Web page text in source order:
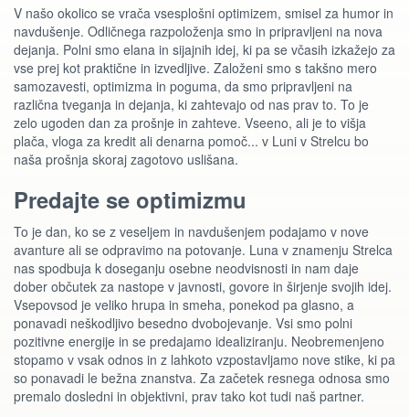
V našo okolico se vrača vsesplošni optimizem, smisel za humor in
navdušenje. Odličnega razpoloženja smo in pripravljeni na nova
dejanja. Polni smo elana in sijajnih idej, ki pa se včasih izkažejo za
vse prej kot praktične in izvedljive. Založeni smo s takšno mero
samozavesti, optimizma in poguma, da smo pripravljeni na
različna tveganja in dejanja, ki zahtevajo od nas prav to. To je
zelo ugoden dan za prošnje in zahteve. Vseeno, ali je to višja
plača, vloga za kredit ali denarna pomoč... v Luni v Strelcu bo
naša prošnja skoraj zagotovo uslišana.
Predajte se optimizmu
To je dan, ko se z veseljem in navdušenjem podajamo v nove
avanture ali se odpravimo na potovanje. Luna v znamenju Strelca
nas spodbuja k doseganju osebne neodvisnosti in nam daje
dober občutek za nastope v javnosti, govore in širjenje svojih idej.
Vsepovsod je veliko hrupa in smeha, ponekod pa glasno, a
ponavadi neškodljivo besedno dvobojevanje. Vsi smo polni
pozitivne energije in se predajamo idealiziranju. Neobremenjeno
stopamo v vsak odnos in z lahkoto vzpostavljamo nove stike, ki pa
so ponavadi le bežna znanstva. Za začetek resnega odnosa smo
premalo dosledni in objektivni, prav tako kot tudi naš partner.